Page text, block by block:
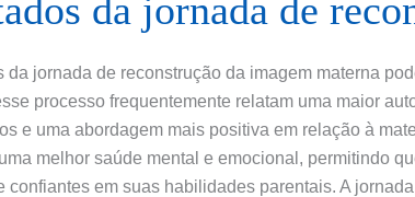
da jornada de
da jornada de reconstrução da imagem materna
processo frequentemente relatam uma maior
e uma abordagem mais positiva em relação à
melhor saúde mental e emocional, permitindo
confiantes em suas habilidades parentais. A